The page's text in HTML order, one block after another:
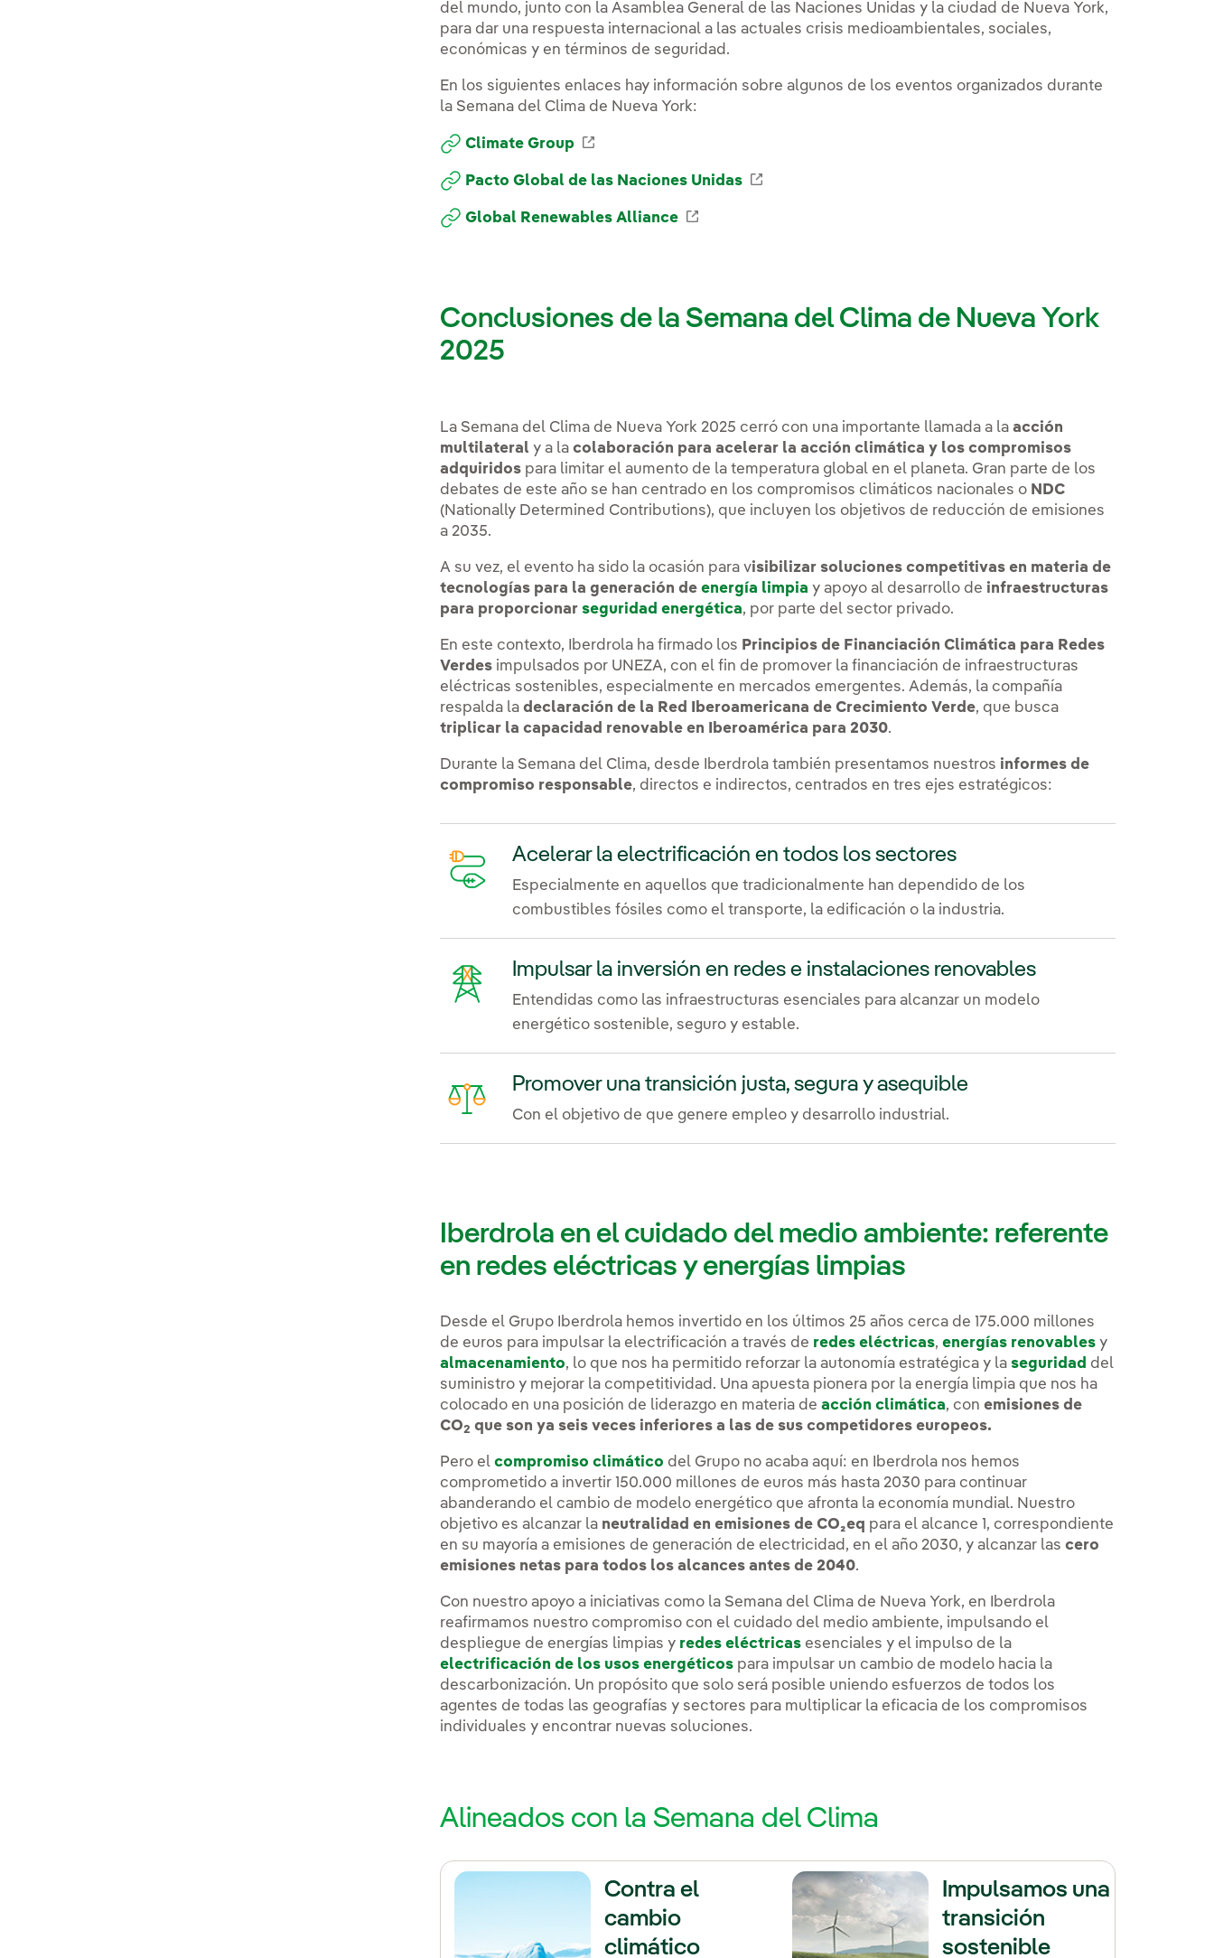
del mundo, junto con la Asamblea General de las Naciones Unidas y la ciudad de Nueva York,
para dar una respuesta internacional a las actuales crisis medioambientales, sociales,
económicas y en términos de seguridad.
En los siguientes enlaces hay información sobre algunos de los eventos organizados durante
la Semana del Clima de Nueva York:
Climate Group Enlace externo, se abre en ventana nueva.
Pacto Global de las Naciones Unidas Enlace externo, se abre en ventana nueva.
Global Renewables Alliance Enlace externo, se abre en ventana nueva.
Conclusiones de la Semana del Clima de Nueva York
2025
La Semana del Clima de Nueva York 2025 cerró con una importante llamada a laacción
multilateraly a lacolaboración para acelerar la acción climática y los compromisos
adquiridos para limitar el aumento de la temperatura global en el planeta. Gran parte de los
debates de este año se han centrado en los compromisos climáticos nacionales o NDC
(Nationally Determined Contributions), que incluyen los objetivos de reducción de emisiones
a 2035.
A su vez, el evento ha sido la ocasión para visibilizar soluciones competitivas en materia de
tecnologías para la generación de energía limpiaEnlace externo, se abre en ventana nueva.
y apoyo al desarrollo de infraestructuras
para proporcionar seguridad energética, por parte del sector privado.
En este contexto, Iberdrola ha firmado los Principios de Financiación Climática para Redes
Verdes impulsados por UNEZA, con el fin de promover la financiación de infraestructuras
eléctricas sostenibles, especialmente en mercados emergentes. Además, la compañía
respalda ladeclaración de la Red Iberoamericana de Crecimiento Verde, que busca
triplicar la capacidad renovable en Iberoamérica para 2030.
Durante la Semana del Clima, desde Iberdrola también presentamos nuestros informes de
compromiso responsable, directos e indirectos, centrados en tres ejes estratégicos:
Acelerar la electrificación en todos los sectores
Especialmente en aquellos que tradicionalmente han dependido de los
combustibles fósiles como el transporte, la edificación o la industria.
Impulsar la inversión en redes e instalaciones renovables
Entendidas como las infraestructuras esenciales para alcanzar un modelo
energético sostenible, seguro y estable.
Promover una transición justa, segura y asequible
Con el objetivo de que genere empleo y desarrollo industrial.
Iberdrola en el cuidado del medio ambiente: referente
en redes eléctricas y energías limpias
Desde el Grupo Iberdrola hemos invertido en los últimos 25 años cerca de 175.000 millones
de euros para impulsar la electrificación a través de redes eléctricas,energías renovablesy
almacenamiento, lo que nos ha permitido reforzar la autonomía estratégica y la seguridad del
suministro y mejorar la competitividad. Una apuesta pionera por la energía limpia que nos ha
colocado en una posición de liderazgo en materia deacción climática, conemisiones de
CO2 que son ya seis veces inferiores a las de sus competidores europeos.
Pero elcompromiso climático del Grupo no acaba aquí: en Iberdrola nos hemos
comprometido a invertir 150.000 millones de euros más hasta 2030 para continuar
abanderando el cambio de modelo energético que afronta la economía mundial. Nuestro
objetivo es alcanzar la neutralidad en emisiones de CO₂eq para el alcance 1, correspondiente
en su mayoría a emisiones de generación de electricidad, en el año 2030, y alcanzar lascero
emisiones netas para todos los alcances antes de 2040.
Con nuestro apoyo a iniciativas como la Semana del Clima de Nueva York, en Iberdrola
reafirmamos nuestro compromiso con el cuidado del medio ambiente, impulsando el
despliegue de energías limpias y redes eléctricas esenciales y el impulso de la
electrificación de los usos energéticos para impulsar un cambio de modelo hacia la
descarbonización. Un propósito que solo será posible uniendo esfuerzos de todos los
agentes de todas las geografías y sectores para multiplicar la eficacia de los compromisos
individuales y encontrar nuevas soluciones.
Alineados con la Semana del Clima
Contra el
cambio
climático
Impulsamos una
transición
sostenible